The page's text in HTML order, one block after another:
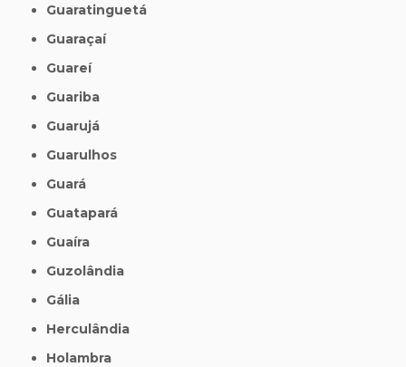
Guaratinguetá
Guaraçaí
Guareí
Guariba
Guarujá
Guarulhos
Guará
Guatapará
Guaíra
Guzolândia
Gália
Herculândia
Holambra